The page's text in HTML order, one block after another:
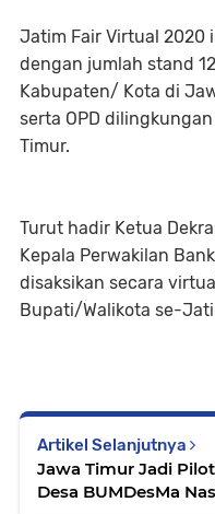
Jatim Fair Virtual 2020
dengan jumlah stand
Kabupaten/ Kota di
serta OPD
Timur.
Turut hadir Ketua
Kepala Perwakilan
disaksikan secara
Bupati/Walikota se-
Artikel Selanjutnya
Jawa Timur Jadi
Desa BUMDesMa